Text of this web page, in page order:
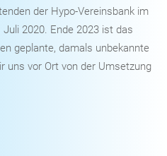
der Hypo-Vereinsbank im
2020. Ende 2023 ist das
geplante, damals unbekannte
uns vor Ort von der Umsetzung